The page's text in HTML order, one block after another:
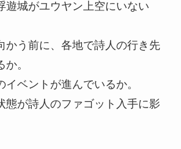
遊城がユウヤン上空にいない
かう前に、各地で詩人の行き先
。
イベントが進んでいるか。
態が詩人のファゴット入手に影